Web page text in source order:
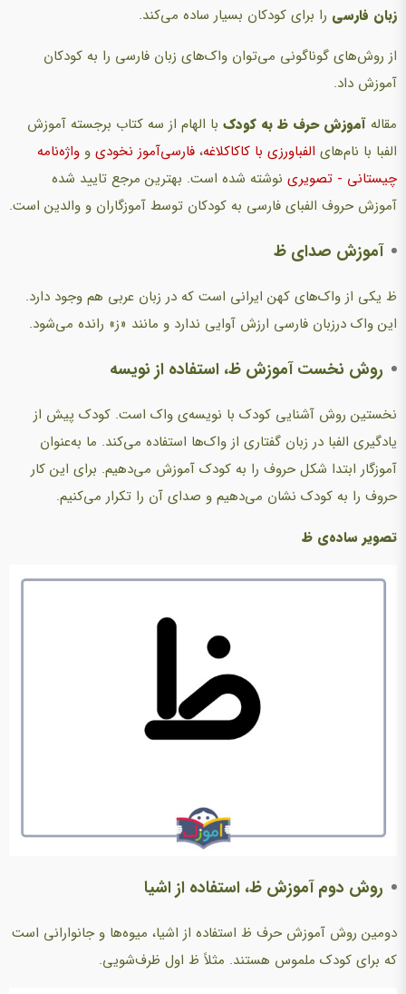
زبان فارسی را برای کودکان بسیار ساده می‌کند.
از روش‌های گوناگونی می‌توان واک‌های زبان فارسی را به کودکان
آموزش داد.
مقاله آموزش حرف ظ به کودک با الهام از سه کتاب برجسته آموزش
الفبا با نام‌های الفباورزی با کاکاکلاغه، فارسی‌آموز نخودی و واژه‌نامه
چیستانی - تصویری نوشته شده است. بهترین مرجع تایید شده
آموزش حروف الفبای فارسی به کودکان توسط آموزگاران و والدین است.
آموزش صدای ظ
ظ یکی از واک‌های کهن ایرانی است که در زبان عربی هم وجود دارد.
این واک درزبان فارسی ارزش آوایی ندارد و مانند «ز» رانده می‌شود.
روش نخست آموزش ظ، استفاده از نویسه
نخستین روش آشنایی کودک با نویسه‌ی واک است. کودک پیش از
یادگیری الفبا در زبان گفتاری از واک‌ها استفاده می‌کند. ما به‌عنوان
آموزگار ابتدا شکل حروف را به کودک آموزش می‌دهیم. برای این کار
حروف را به کودک نشان می‌دهیم و صدای آن را تکرار می‌کنیم.
تصویر ساده‌ی ظ
روش دوم آموزش ظ، استفاده از اشیا
دومین روش آموزش حرف ظ استفاده از اشیا، میوه‌ها و جانوارانی است
که برای کودک ملموس هستند. مثلاً ظ اول ظرف‌شویی.